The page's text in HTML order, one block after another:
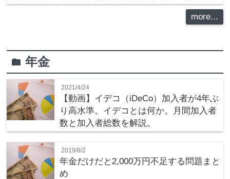
more...
folder年金
2021/4/24
【動画】イデコ（iDeCo）加入者が4年ぶ
り高水準。イデコとは何か。月間加入者
数と加入者総数を解説。
2019/8/2
年金だけだと2,000万円不足する問題まと
め